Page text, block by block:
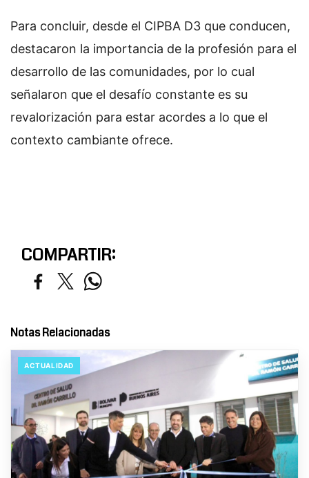
Para concluir, desde el CIPBA D3 que conducen,
destacaron la importancia de la profesión para el
desarrollo de las comunidades, por lo cual
señalaron que el desafío constante es su
revalorización para estar acordes a lo que el
contexto cambiante ofrece.
COMPARTIR:
Notas Relacionadas
ACTUALIDAD